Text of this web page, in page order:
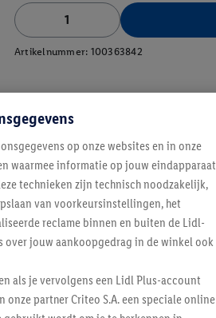
Artikelnummer: 100363842
op onze websites en in onze
waarmee informatie op jouw eindapparaat
technieken zijn technisch noodzakelijk,
van voorkeursinstellingen, het
reclame binnen en buiten de Lidl-
over jouw aankoopgedrag in de winkel ook
als je vervolgens een Lidl Plus-account
partner Criteo S.A. een speciale online